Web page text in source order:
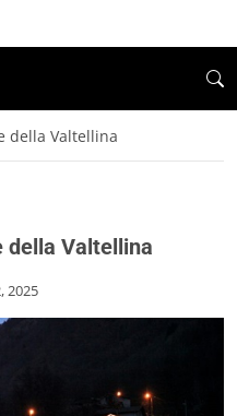
della Valtellina
della Valtellina
2025